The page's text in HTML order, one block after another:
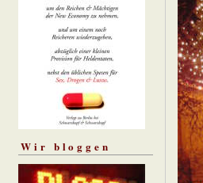
Wir bloggen